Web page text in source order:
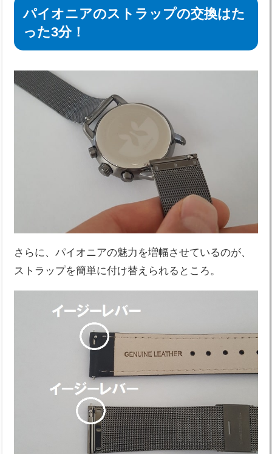
パイオニアのストラップの交換はた
った3分！
さらに、パイオニアの魅力を増幅させているのが、
ストラップを簡単に付け替えられるところ。